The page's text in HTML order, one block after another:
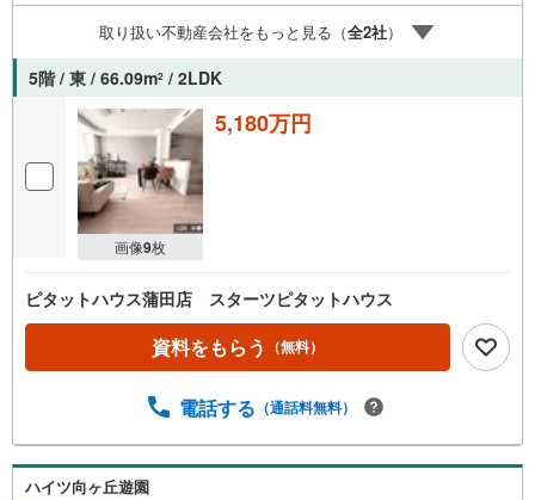
スライトは出金と譲渡はできません。ご案内・詳細な資料
のご請求はお気軽にどうぞ♪お電話でのお問い合わせも常
時受け付けております！お気軽にお問い合わせください。
取り扱い不動産会社をもっと見る（全2社）
5階 / 東 / 66.09m2 / 2LDK
画像9枚
5,180万円
ピタットハウス蒲田店 スターツピタットハウス
資料をもらう （無料）
電話する （通話料無料）
ハイツ向ヶ丘遊園